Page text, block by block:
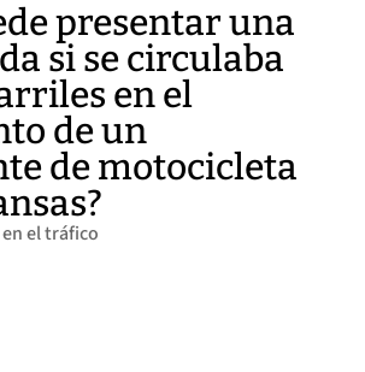
presentar una
si se circulaba
en el
de un
de motocicleta